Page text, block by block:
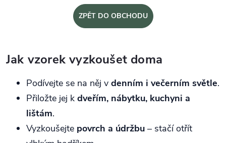
ZPĚT DO OBCHODU
Jak vzorek vyzkoušet doma
Podívejte se na něj v denním i večerním světle.
Přiložte jej k dveřím, nábytku, kuchyni a
lištám.
Vyzkoušejte povrch a údržbu – stačí otřít